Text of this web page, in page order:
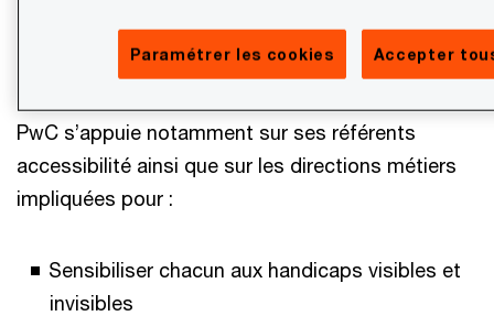
durable le handicap dans les pratiques et les
processus de la firme
PwC s’appuie notamment sur ses référents
accessibilité ainsi que sur les directions métiers
impliquées pour :
Sensibiliser chacun aux handicaps visibles et
invisibles
Paramétrer les cookies Accepter